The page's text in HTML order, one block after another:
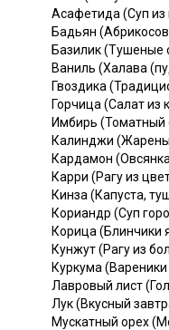
Асафетида (Суп
Бадьян
Базилик (Тушеные
Ваниль (Халава
Гвоздика
Горчица (Салат из
Имбирь (Томатный
Калинджи
Кардамон
Карри (Рагу из
Кинза (Капуста,
Кориандр (Суп
Корица (Блинчики
Кунжут (Рагу из
Куркума
Лавровый лист
Лук (Вкусный
Мускатный орех